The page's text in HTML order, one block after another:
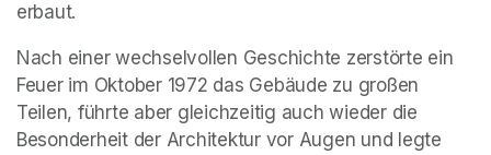
erbaut.
Nach einer wechselvollen Geschichte zerstörte ein
Feuer im Oktober 1972 das Gebäude zu großen
Teilen, führte aber gleichzeitig auch wieder die
Besonderheit der Architektur vor Augen und legte